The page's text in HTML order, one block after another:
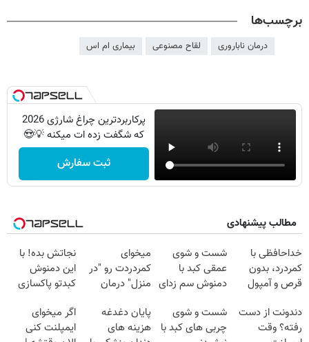
برچسب‌ها
درمان ناباروری لقاح مصنوعی بیماری ام اس
پرکاربردترین چراغ شارژی 2026
که شگفت زده ات میکنه 💡😍
ثبت سفارش
مطالب پیشنهادی
خداحافظی با
کمردرد، بدون
قرص و آمپول
شست و شوی
عمقی کبد با
دمنوش سم زدای
میخوای
کمردردت رو "در
منزل" درمان
◂پرسش‌نامه)
نجاتش بده! با
این دمنوش
کبدتو پاکسازی
مرجوعی
دندونت از دست
رفته؟ وقت
شست و شوی
چربی های کبد با
پایان دغدغه
هزینه های
اگر میخوای
ایمپلنت کنی